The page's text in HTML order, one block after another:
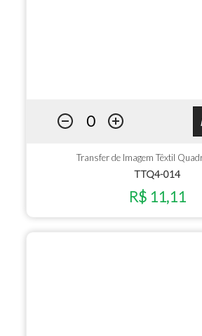
Transfer de Imagem Têxtil
TTQ4-014
R$ 11,11